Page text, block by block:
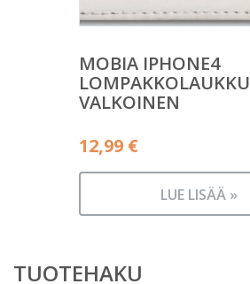
MOBIA IPHONE4
LOMPAKKOLAUKKU
VALKOINEN
12,99 €
LUE LISÄÄ »
TUOTEHAKU